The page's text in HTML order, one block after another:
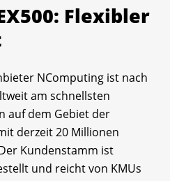
Flexibler
NComputing ist nach
am schnellsten
auf dem Gebiet der
derzeit 20 Millionen
Kundenstamm ist
und reicht von KMUs